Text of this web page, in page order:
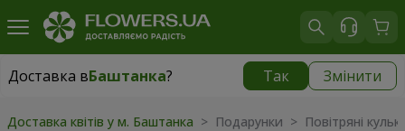
Доставка вБаштанка? Так Змінити
Доставка вБаштанка|
Доставка квітів у м. Баштанка > Подарунки > Повітряні